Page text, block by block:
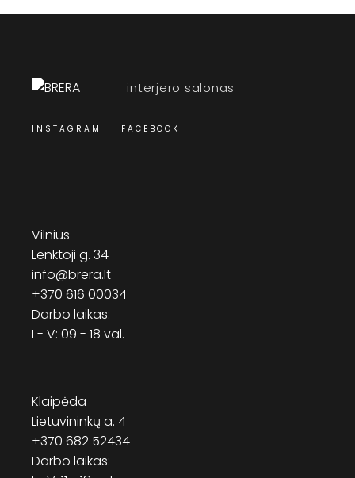
interjero salonas
INSTAGRAM FACEBOOK
Vilnius
Lenktoji g. 34
info@brera.lt
+370 616 00034
Darbo laikas:
I - V: 09 - 18 val.
Klaipėda
Lietuvininkų a. 4
+370 682 52434
Darbo laikas: